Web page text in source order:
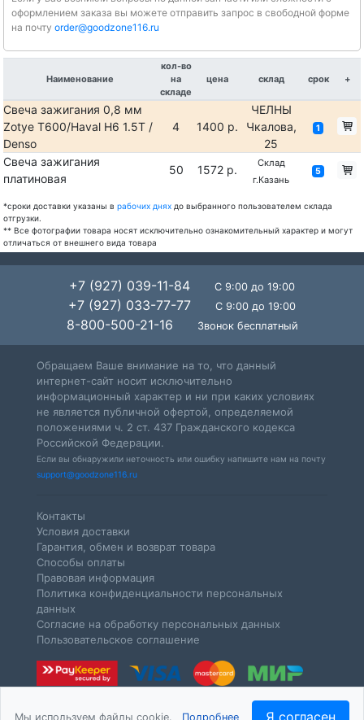
оформлением заказа вы можете отправить запрос в свободной форме
на почту order@goodzone116.ru
Наименование
кол-во
на
складе
цена склад срок +
Свеча зажигания 0,8 мм
Zotye T600/Haval H6 1.5T /
Denso
4 1400 р.
ЧЕЛНЫ
Чкалова,
25
1
Свеча зажигания
платиновая
50 1572 р.
Склад
г.Казань
5
*сроки доставки указаны в рабочих днях до выбранного пользователем склада
отгрузки.
** Все фотографии товара носят исключительно ознакомительный характер и могут
отличаться от внешнего вида товара
+7 (927) 039-11-84 С 9:00 до 19:00
+7 (927) 033-77-77 С 9:00 до 19:00
8-800-500-21-16 Звонок бесплатный
Обращаем Ваше внимание на то, что данный
интернет-сайт носит исключительно
информационный характер и ни при каких условиях
не является публичной офертой, определяемой
положениями ч. 2 ст. 437 Гражданского кодекса
Российской Федерации.
Если вы обнаружили неточность или ошибку напишите нам на почту
support@goodzone116.ru
Контакты
Условия доставки
Гарантия, обмен и возврат товара
Способы оплаты
Правовая информация
Политика конфиденциальности персональных
данных
Согласие на обработку персональных данных
Пользовательское соглашение
Мы используем файлы cookie. Подробнее Я согласен